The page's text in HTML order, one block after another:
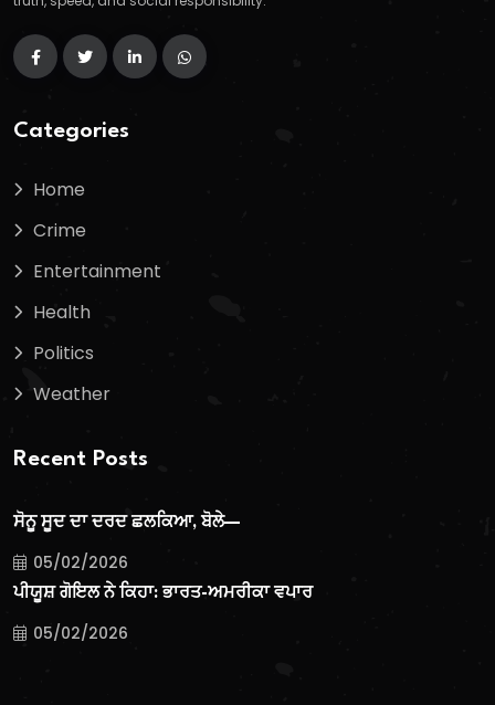
Categories
Home
Crime
Entertainment
Health
Politics
Weather
Recent Posts
ਸੋਨੂ ਸੂਦ ਦਾ ਦਰਦ ਛਲਕਿਆ, ਬੋਲੇ—
05/02/2026
ਪੀਯੂਸ਼ ਗੋਇਲ ਨੇ ਕਿਹਾ: ਭਾਰਤ-ਅਮਰੀਕਾ ਵਪਾਰ
05/02/2026